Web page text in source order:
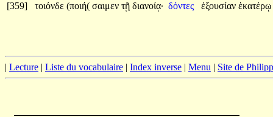
[359]
τοιόνδε (ποιή( σαιμεν τῇ διανοίᾳ· δόντες ἐξουσίαν
| Lecture | Liste du vocabulaire | Index inverse | Menu | Site de